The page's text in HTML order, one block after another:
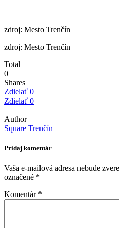
zdroj: Mesto Trenčín
zdroj: Mesto Trenčín
Total
0
Shares
Zdielať 0
Zdielať 0
Author
Square Trenčín
Pridaj komentár
Vaša e-mailová adresa nebude
označené *
Komentár *